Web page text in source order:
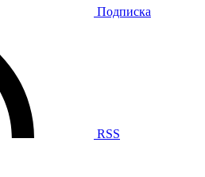
Подписка
RSS